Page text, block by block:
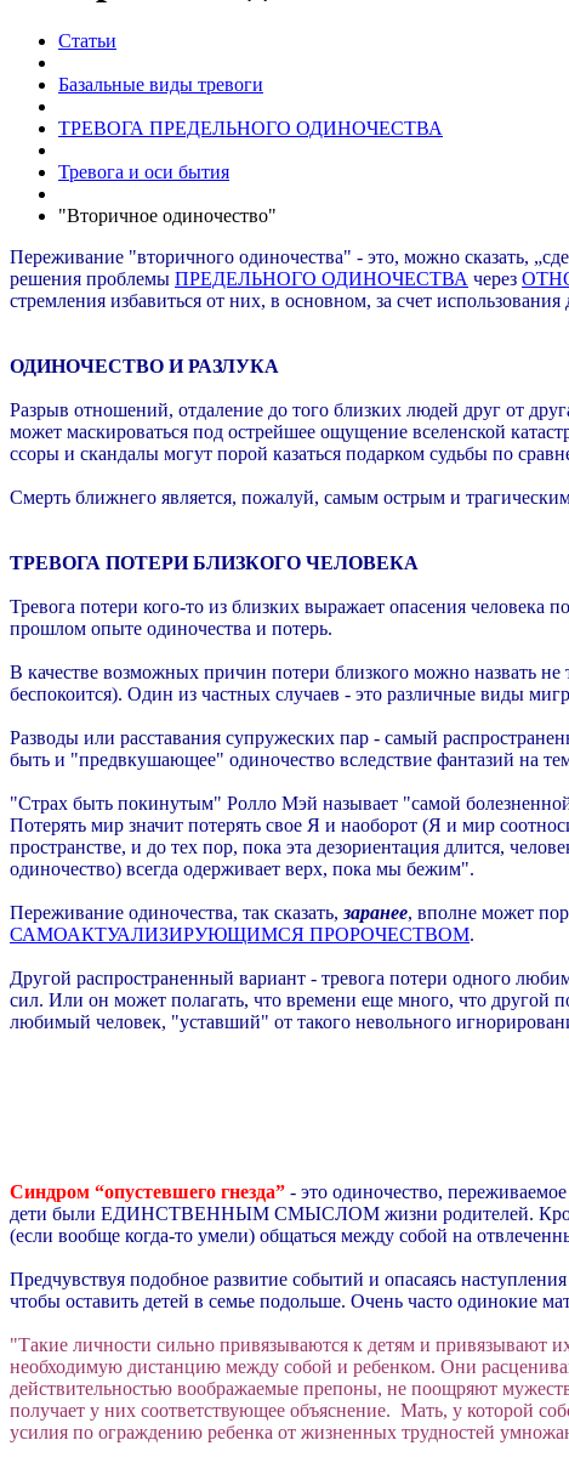
Статьи
Базальные виды тревоги
ТРЕВОГА ПРЕДЕЛЬНОГО ОДИНОЧЕСТВА
Тревога и оси бытия
"Вторичное одиночество"
Переживание "вторичного одиночества" - это, можно сказать,
решения проблемы ПРЕДЕЛЬНОГО ОДИНОЧЕСТВА через
стремления избавиться от них, в основном, за счет
ОДИНОЧЕСТВО И РАЗЛУКА
Разрыв отношений, отдаление до того близких людей друг от
может маскироваться под острейшее ощущение вселенской
ссоры и скандалы могут порой казаться подарком судьбы по
Смерть ближнего является, пожалуй, самым острым и
ТРЕВОГА ПОТЕРИ БЛИЗКОГО ЧЕЛОВЕКА
Тревога потери кого-то из близких выражает опасения человека
прошлом опыте одиночества и потерь.
В качестве возможных причин потери близкого можно назвать не
беспокоится). Один из частных случаев - это различные виды
Разводы или расставания супружеских пар - самый
быть и "предвкушающее" одиночество вследствие фантазий на
"Страх быть покинутым" Ролло Мэй называет "самой
Потерять мир значит потерять свое Я и наоборот (Я и мир
пространстве, и до тех пор, пока эта дезориентация длится,
одиночество) всегда одерживает верх, пока мы бежим".
Переживание одиночества, так сказать, заранее, вполне может
САМОАКТУАЛИЗИРУЮЩИМСЯ ПРОРОЧЕСТВОМ.
Другой распространенный вариант - тревога потери одного
сил. Или он может полагать, что времени еще много, что другой
любимый человек, "уставший" от такого невольного
Синдром “опустевшего гнезда” - это одиночество,
дети были ЕДИНСТВЕННЫМ СМЫСЛОМ жизни родителей. Кроме
(если вообще когда-то умели) общаться между собой на
Предчувствуя подобное развитие событий и опасаясь
чтобы оставить детей в семье подольше. Очень часто одинокие
"Такие личности сильно привязываются к детям и привязывают
необходимую дистанцию между собой и ребенком. Они
действительностью воображаемые препоны, не поощряют
получает у них соответствующее объяснение. Мать, у которой
усилия по ограждению ребенка от жизненных трудностей